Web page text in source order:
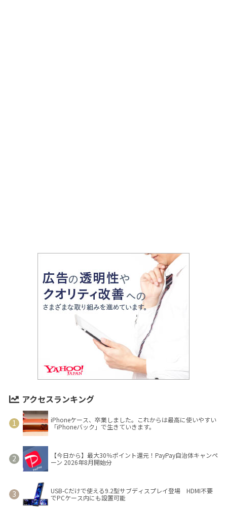
アクセスランキング
iPhoneケース、卒業しました。これからは最高に使いやすい
「iPhoneバック」で生きていきます。
【今日から】最大30％ポイント還元！PayPay自治体キャンペ
ーン 2026年8月開始分
USB-Cだけで使える9.2型サブディスプレイ登場 HDMI不要
でPCケース内にも設置可能